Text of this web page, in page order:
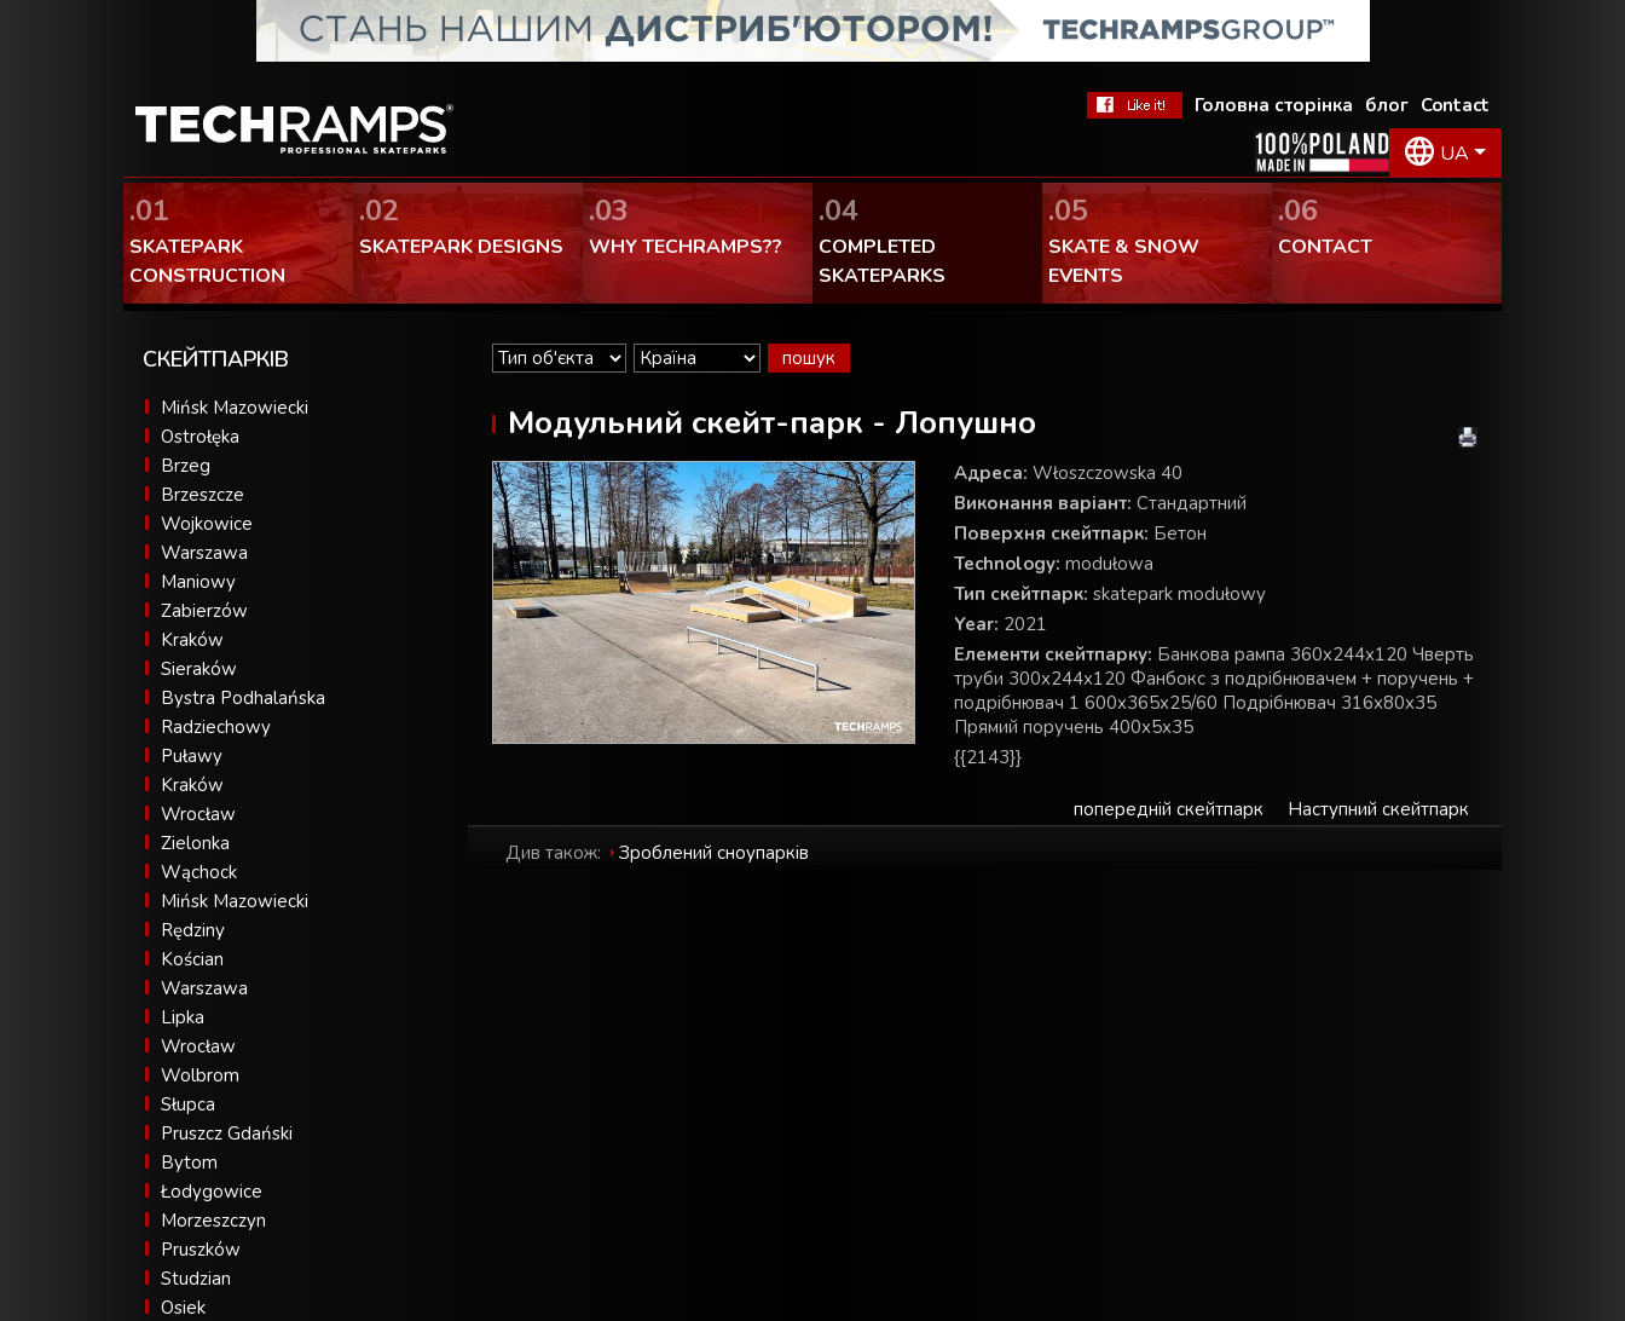
Contact
блог
Головна сторінка
UA
.01
SKATEPARK
CONSTRUCTION
.02
SKATEPARK DESIGNS
.03
WHY TECHRAMPS??
.04
COMPLETED
SKATEPARKS
.05
SKATE & SNOW
EVENTS
.06
CONTACT
СКЕЙТПАРКІВ
Mińsk Mazowiecki
Ostrołęka
Brzeg
Brzeszcze
Wojkowice
Warszawa
Maniowy
Zabierzów
Kraków
Sieraków
Bystra Podhalańska
Radziechowy
Puławy
Kraków
Wrocław
Zielonka
Wąchock
Mińsk Mazowiecki
Rędziny
Kościan
Warszawa
Lipka
Wrocław
Wolbrom
Słupca
Pruszcz Gdański
Bytom
Łodygowice
Morzeszczyn
Pruszków
Studzian
Osiek
Модульний скейт-парк - Лопушно
Aдреса: Włoszczowska 40
Виконання варіант: Стандартний
Поверхня скейтпарк: Бетон
Technology: modułowa
Тип скейтпарк: skatepark modułowy
Year: 2021
Елементи скейтпарку: Банкова рампа 360x244x120 Чверть
труби 300x244x120 Фанбокс з подрібнювачем + поручень +
подрібнювач 1 600x365x25/60 Подрібнювач 316x80x35
Прямий поручень 400x5x35
{{2143}}
Наступний скейтпарк
попередній скейтпарк
Див також:
Зроблений cноупарків